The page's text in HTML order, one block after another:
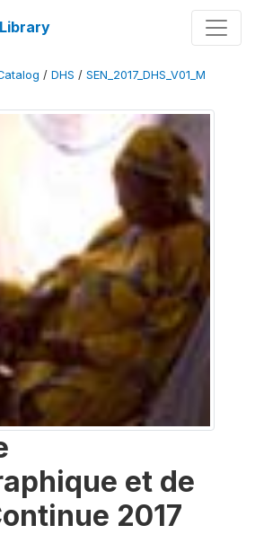
/ DHS / SEN_2017_DHS_V01_M
et de
2017